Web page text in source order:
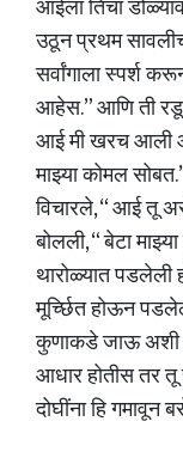
आईला तिचा
उठून प्रथम
सर्वांगाला स्पर्श
आहेस.” आणि ती रडू
आई मी खरच आली
माझ्या कोमल
विचारले, “ आई तू
बोलली, “ बेटा
थारोळ्यात पडलेली
मूर्च्छित होऊन
कुणाकडे जाऊ अशी
आधार होतीस तर तू
दोघींना हि गमावून